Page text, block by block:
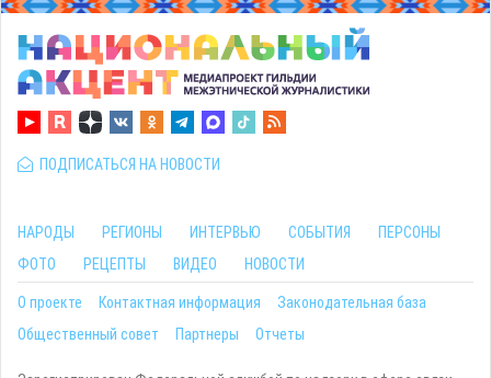
ПОДПИСАТЬСЯ НА НОВОСТИ
НАРОДЫ РЕГИОНЫ ИНТЕРВЬЮ СОБЫТИЯ
ПЕРСОНЫ
ФОТО
РЕЦЕПТЫ ВИДЕО НОВОСТИ
О проекте Контактная информация
Законодательная база
Общественный совет
Партнеры Отчеты